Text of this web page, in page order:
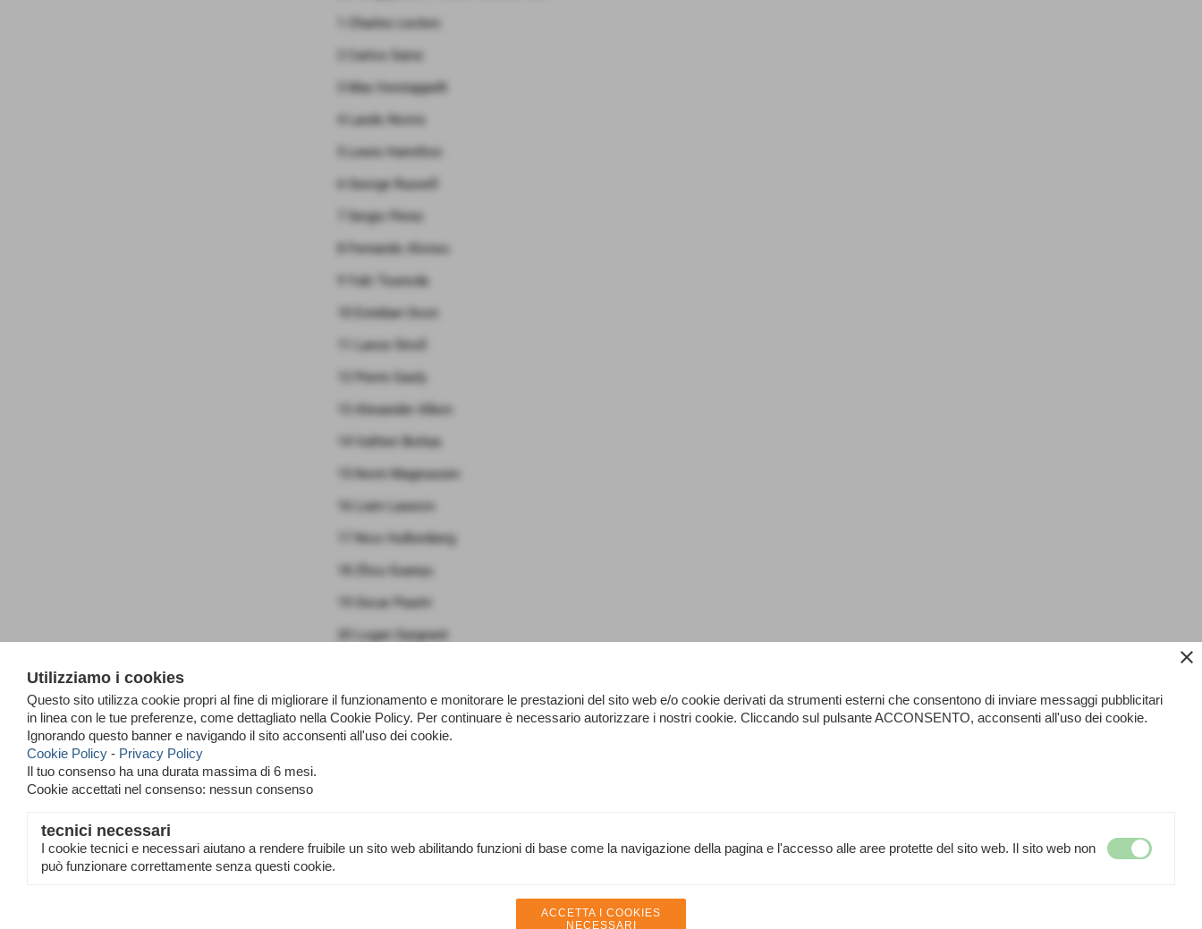
1 Charles Leclerc
2 Carlos Sainz
3 Max VerstappeN
4 Lando Norris
5 Lewis Hamilton
6 George Russell
7 Sergio Perez
8 Fernando Alonso
9 Yuki Tsunoda
10 Esteban Ocon
11 Lance Stroll
12 Pierre Gasly
13 Alexander Albon
14 Valtteri Bottas
15 Kevin Magnussen
16 Liam Lawson
17 Nico Hulkenberg
18 Zhou Guanyu
19 Oscar Piastri
20 Logan Sargeant
<< precedente successivo >>
Racing Press
Scandicci (Firenze) C.F. MTTPLA43H22L736W
Cell. 338239559 t mattiazzo@racingpress.it
close
Utilizziamo i cookies
Questo sito utilizza cookie propri al fine di migliorare il funzionamento e monitorare le prestazioni del sito web e/o cookie derivati da strumenti esterni che consentono di inviare messaggi pubblicitari
in linea con le tue preferenze, come dettagliato nella Cookie Policy. Per continuare è necessario autorizzare i nostri cookie. Cliccando sul pulsante ACCONSENTO, acconsenti all'uso dei cookie.
Ignorando questo banner e navigando il sito acconsenti all'uso dei cookie.
Cookie Policy - Privacy Policy
Il tuo consenso ha una durata massima di 6 mesi.
Cookie accettati nel consenso: nessun consenso
tecnici necessari
I cookie tecnici e necessari aiutano a rendere fruibile un sito web abilitando funzioni di base come la navigazione della pagina e l'accesso alle aree protette del sito web. Il sito web non
può funzionare correttamente senza questi cookie.
ACCETTA I COOKIES
NECESSARI